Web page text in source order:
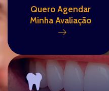
Quero Agendar
Minha Avaliação